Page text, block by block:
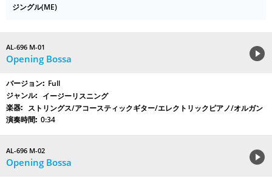
ジングル(ME)
AL-696 M-01
Opening Bossa
Full
イージーリスニング
ストリングス/アコースティックギター/エレクトリックピアノ/オルガン
0:34
AL-696 M-02
Opening Bossa